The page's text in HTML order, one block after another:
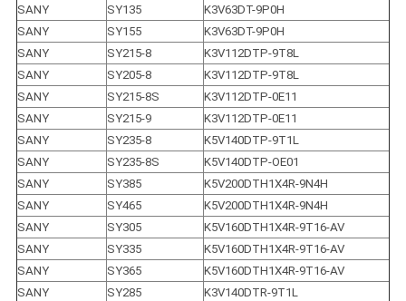
SANY
SY135
K3V63DT-9P0H
SANY
SY155
K3V63DT-9P0H
SANY
SY215-8
K3V112DTP-9T8L
SANY
SY205-8
K3V112DTP-9T8L
SANY
SY215-8S
K3V112DTP-0E11
SANY
SY215-9
K3V112DTP-0E11
SANY
SY235-8
K5V140DTP-9T1L
SANY
SY235-8S
K5V140DTP-OE01
SANY
SY385
K5V200DTH1X4R-9N4H
SANY
SY465
K5V200DTH1X4R-9N4H
SANY
SY305
K5V160DTH1X4R-9T16-AV
SANY
SY335
K5V160DTH1X4R-9T16-AV
SANY
SY365
K5V160DTH1X4R-9T16-AV
SANY
SY285
K3V140DTR-9T1L